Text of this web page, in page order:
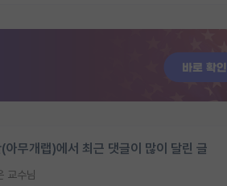
아무개랩)에서 최근 댓글이 많이 달린 글
교수님